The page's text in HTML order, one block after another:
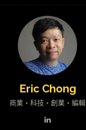
Eric Chong
商業・科技・創業・編輯